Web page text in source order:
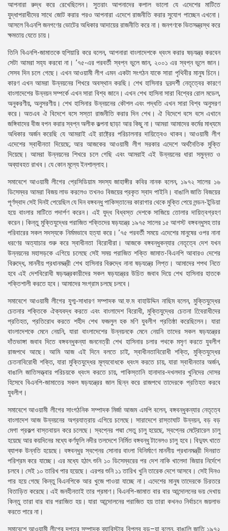
আপনারা রুদ্ধ করে রেখেছিলেন। সুতরাং আপনাদের কপাল ভালো যে এদেশের মাটিতে
যুদ্ধাপরাধীদের সাথে জোট করার পরও আপনারা এদেশে রাজনীতি করার সুযোগ পাচ্ছেন এখনো।
আসলে বিএনপি জনগণের ভোটের অধিকার আদায়ের রাজনীতি করে না। জনগণকে ভিতসন্ত্রস্থ করে
ক্ষমতায় যেতে চায়।
তিনি বিএনপি-জামাতকে হুশিয়ারি করে বলেন, আপনারা বাংলাদেশকে ধ্বংস করার ষড়যন্ত্র করবেন
সেটা আমরা সহ্য করবো না। ’৭৫-এর পরবর্তী স্বপ্ন ভুলে জান, ২০০১ এর স্বপ্ন ভুলে জান।
সেসব দিন চলে গেছে। এখন আওয়ামী লীগ এমন একটা সংগঠন যাকে সারা পৃথিবীর মানুষ চিনে।
কারণ এখন আমরা উন্নয়নের শিখরে অবস্থান করছি। শেখ হাসিনার দুরদর্শী নেতৃত্বের কারণে
বাংলাদেশের উন্নয়ন সম্পর্কে এখন সারা বিশ্ব জানে। এখন শেখ হাসিনা সারা বিশ্বের রোল মডেল,
অনুকরণীয়, অনুসরণীয়। শেখ হাসিনার উন্নয়নের কৌশল এবং পদ্ধতি এখন সারা বিশ্ব অনুসরণ
করে। অতএব ঐ বিদেশে বসে সস্তা রাজনীতি করার দিন শেখ। ঐ বিদেশে বসে বসে এখানে
জঙ্গিবাদের বীজ বপন করার স্বপ্ন অলীক কল্পনা ছাড়া আর কিছু না। আমরা আমাদের কর্মের মাধ্যমে
অধিকার অর্জন করেছি যে আমরাই এই রাষ্ট্রের পরিচালনার দায়িত্বেও থাকব। আওয়ামী লীগ
এদেশের স্বাধীনতা দিয়েছে; আর আজকের আওয়ামী লীগ সরকার এদেশে অর্থনৈতিক মুক্তি
দিয়েছে। আমরা উন্নয়নের শিখরে চলে গেছি এবং আমরাই এই উন্নয়নের ধারা সমুন্নত ও
অব্যাবহত রাখব। যে কোন মূল্যে ইনশাল্লাহ।
সমাবেশে আওয়ামী লীগের প্রেসিডিয়াম সদস্য জাহাঙ্গীর কবির নানক বলেন, ১৯৭২ সালের ১৬
ডিসেম্বর আমরা বিজয় লাভ করলেও তখনও বিজয়ের প্রকৃত স্বাদ পাইনি। বাঙালি জাতি বিজয়ের
পূর্ণস্বাদ সেই দিনই পেয়েছিল যে দিন বঙ্গবন্ধু পাকিস্তানের কারাগার থেকে মুক্তি পেয়ে লন্ডন-ইন্ডিয়া
হয়ে বাংলার মাটিতে পদার্পণ করেন। এই যুদ্ধ বিধ্বস্ত দেশকে সাজিয়ে তোলার দায়িত্বগ্রহণ
করেন। কিন্তু মুক্তিযুদ্ধের পরাজিত শক্তিদের ষড়যন্ত্রে ১৯৭৫ সালের ১৫ আগস্ট বঙ্গবন্ধুসহ তার
পরিবারের সকল সদস্যকে নির্মমভাবে হত্যা করে। ’৭৫ পরবর্তী সময়ে এদেশের মানুষের ওপর নানা
ধরণের অত্যাচার শুরু করে স্বাধীনতা বিরোধীরা। আজকে বঙ্গবন্ধুকন্যার নেতৃত্বে দেশ যখন
উন্নয়নের মহাসড়কে এগিয়ে চলেছে সেই সময় পরাজিত শক্তি জামাত-বিএনপি আবারও দেশের
বিরুদ্ধে, মাননীয় প্রধানমন্ত্রী শেখ হাসিনার বিরুদ্ধে নানা ষড়যন্ত্রে লিপ্ত। আমাদের শপথ নিতে
হবে এই দেশবিরোধী ষড়যন্ত্রকারীদের সকল ষড়যন্ত্রের উচিত জবাব দিয়ে শেখ হাসিনার হাতকে
শক্তিশালী করতে হবে। আমাদের সংগ্রাম চলছে চলবে।
সমাবেশে আওয়ামী লীগের যুগ্ম-সাধারণ সম্পাদক আ.ফ.ম বাহাউদ্দিন নাছিম বলেন, মুক্তিযুদ্ধের
চেতনার শক্তিকে ঐক্যবদ্ধ করতে এবং বাংলাদেশ বিরোধী, মুক্তিযুদ্ধের চেতনা বিেেরাধীদের
প্রতিহত, প্রতিরোধ করতে শহীদ শেখ ফজলুল হক মণি যুবলীগ প্রতিষ্ঠা করেছিলেন। যারা
বাংলাদেশকে মেনে নেয়নি, যারা বাংলাদেশের উন্নয়নকে মেনে নেয়নি তাদের সকল ষড়যন্ত্রের
দাঁতভাঙ্গা জবাব দিতে বঙ্গবন্ধুকন্যা জননেত্রী শেখ হাসিনার চলার পথকে মসৃণ করতে যুবলীগ
রাজপথে আছে। আমি আজ এই দিনে বলতে চাই, স্বাধীনতাবিরোধী শক্তি, মুক্তিযুদ্ধের
চেতনাবিরোধী শক্তি, যারা মুক্তিযুদ্ধের মূল্যবোধকে ধ্বংস করতে চায়, যারা স্বাধীনতার অর্জন,
বাঙালি জাতিসত্ত্বার পরিচয়কে ধ্বংস করতে চায়, পাকিস্তানি হানাদার-দখলদার খুনিদের দোসর
হিসেবে বিএনপি-জামাতের সকল ষড়যন্ত্রের জাল ছিন্ন করে রাজপথে তাদেরকে প্রতিহত করবে
যুবলীগ।
সমাবেশে আওয়ামী লীগের সাংগঠনিক সম্পাদক মির্জা আজম এমপি বলেন, বঙ্গবন্ধুকন্যার নেতৃত্বে
বাংলাদেশ আজ উন্নয়নের অগ্রযাত্রায় এগিয়ে চলেছে। সারাদেশে রাস্তাঘাট উন্নয়ন, বড় বড়
মেগা প্রকল্প বাস্তবায়ন করে চলেছে। স্বপ্নের পদ্মা সেতু চালু হয়েছে, স্বপ্নের মেট্রোরেল চালু
হয়েছে আর কয়দিনের মধ্যে কর্ণফুলি নদীর তলদেশে নির্মিত বঙ্গবন্ধু টানেলও চালু হবে। বিদ্যুৎ খাতে
ব্যাপক উন্নতি হয়েছে। বঙ্গবন্ধুর স্বপ্নের সোনার বাংলা বিনির্মাণে মাননীয় প্রধানমন্ত্রী দিনরাত
পরিশ্রম করে যাচ্ছে। এর মধ্যে হঠাৎ শুনি ১০ ডিসেম্বরের পর দেশ নাকি খালেদা জিয়ার নির্দেশে
চলবে। সেই ১০ তারিখ পার হয়েছে। এরপর শুনি ১১ তারিখ খুনি তারেক দেশে আসবে। সেই দিনও
পার হয়ে গেছে কিন্তু বিএনপিকে আর খুজে পাওয়া যাচ্ছে না। এদেশের মানুষ তাদেরকে চিরতরে
বিতাড়িত করেছে। এই জনহীনতাই তার প্রমাণ। বিএনপি-জামাত বার বার আন্দোলনের ভয় দেখায়
কিন্তু তারা বার বার পরাজিত হয়। যারা আন্দোলনের পরাজিত হয় তারা কখনও নির্বাচনে জয়লাভ
করতে পারে না।
সমাবেশে আওয়ামী লীগের দপ্তর সম্পাদক ব্যারিস্টার বিপ্লব বড়–য়া বলেন, বাঙালি জাতি ১৯৭২